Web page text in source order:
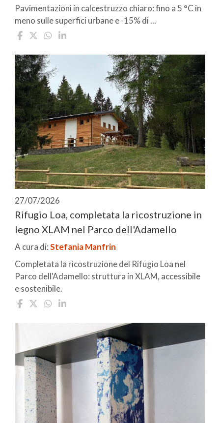
Pavimentazioni in calcestruzzo chiaro: fino a 5 °C in
meno sulle superfici urbane e -15% di ...
27/07/2026
Rifugio Loa, completata la ricostruzione in
legno XLAM nel Parco dell'Adamello
A cura di:Stefania Manfrin
Completata la ricostruzione del Rifugio Loa nel
Parco dell'Adamello: struttura in XLAM, accessibile
e sostenibile.